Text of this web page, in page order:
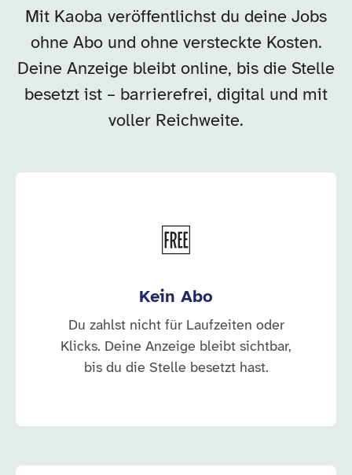
Mit Kaoba veröffentlichst du deine Jobs
ohne Abo und ohne versteckte Kosten.
Deine Anzeige bleibt online, bis die Stelle
besetzt ist – barrierefrei, digital und mit
voller Reichweite.
🆓
Kein Abo
Du zahlst nicht für Laufzeiten oder
Klicks. Deine Anzeige bleibt sichtbar,
bis du die Stelle besetzt hast.